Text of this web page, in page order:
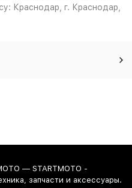
Краснодар, г. Краснодар,
— STARTMOTO -
запчасти и аксессуары.